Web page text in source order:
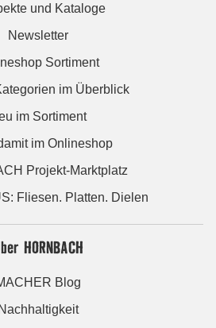
und Kataloge
Newsletter
Sortiment
im Überblick
im Sortiment
im Onlineshop
Projekt-Marktplatz
Fliesen. Platten. Dielen
HORNBACH
Blog
Nachhaltigkeit